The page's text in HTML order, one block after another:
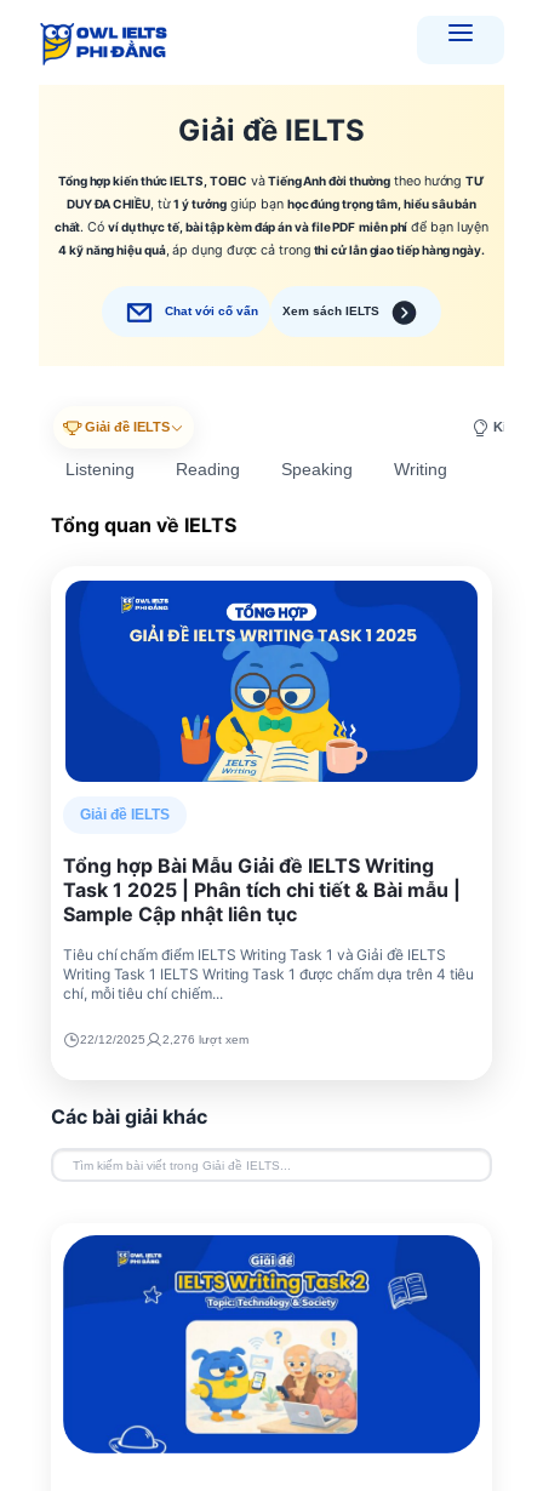
Giải đề IELTS
Tổng hợp kiến thức IELTS, TOEIC vàTiếng Anh đời thường theo hướngTƯ
DUY ĐA CHIỀU, từ1 ý tưởnggiúp bạn học đúng trọng tâm, hiểu sâu bản
chất. Có ví dụ thực tế, bài tập kèm đáp án và file PDF miễn phí để bạn luyện
4 kỹ năng hiệu quả, áp dụng được cả trong thi cử lẫn giao tiếp hàng ngày.
Chat với cố vấn Xem sách IELTS
Giải đề IELTS
Listening Reading Speaking Writing
Kiến
Tổng quan về IELTS
Giải đề IELTS
Tổng hợp Bài Mẫu Giải đề IELTS Writing
Task 1 2025 | Phân tích chi tiết & Bài mẫu |
Sample Cập nhật liên tục
Tiêu chí chấm điểm IELTS Writing Task 1 và Giải đề IELTS
Writing Task 1 IELTS Writing Task 1 được chấm dựa trên 4 tiêu
chí, mỗi tiêu chí chiếm...
22/12/2025 2,276 lượt xem
Các bài giải khác